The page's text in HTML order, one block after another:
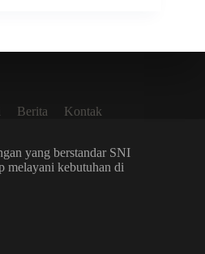
Berita
Kontak
yang berstandar SNI
melayani kebutuhan di